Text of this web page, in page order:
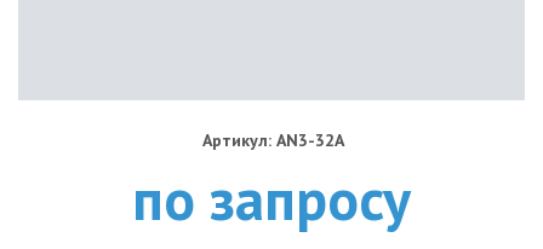
Артикул: AN3-32A
по запросу